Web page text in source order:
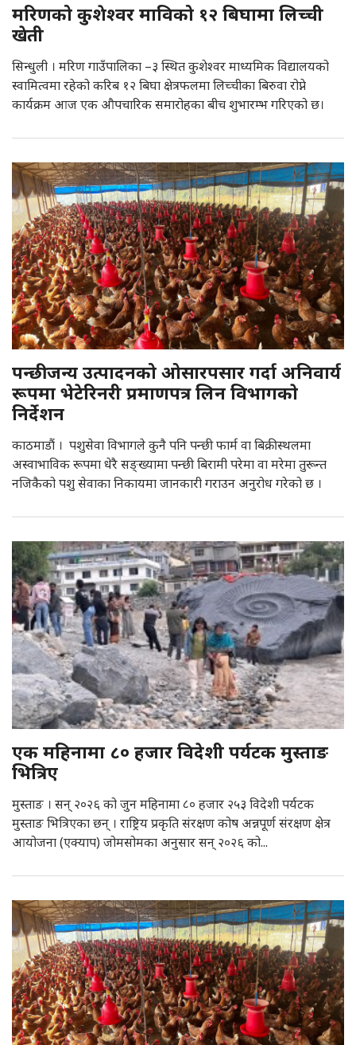
मरिणको कुशेश्वर माविको १२ बिघामा लिच्ची
खेती
सिन्धुली । मरिण गाउँपालिका –३ स्थित कुशेश्वर माध्यमिक विद्यालयको
स्वामित्वमा रहेको करिब १२ बिघा क्षेत्रफलमा लिच्चीका बिरुवा रोप्ने
कार्यक्रम आज एक औपचारिक समारोहका बीच शुभारम्भ गरिएको छ।
पन्छीजन्य उत्पादनको ओसारपसार गर्दा अनिवार्य
रूपमा भेटेरिनरी प्रमाणपत्र लिन विभागकाे
निर्देशन
काठमाडौं । पशुसेवा विभागले कुनै पनि पन्छी फार्म वा बिक्रीस्थलमा
अस्वाभाविक रूपमा धेरै सङ्ख्यामा पन्छी बिरामी परेमा वा मरेमा तुरून्त
नजिकैको पशु सेवाका निकायमा जानकारी गराउन अनुरोध गरेको छ ।
एक महिनामा ८० हजार विदेशी पर्यटक मुस्ताङ
भित्रिए
मुस्ताङ । सन् २०२६ को जुन महिनामा ८० हजार २५३ विदेशी पर्यटक
मुस्ताङ भित्रिएका छन् । राष्ट्रिय प्रकृति संरक्षण कोष अन्नपूर्ण संरक्षण क्षेत्र
आयोजना (एक्याप) जोमसोमका अनुसार सन् २०२६ को...